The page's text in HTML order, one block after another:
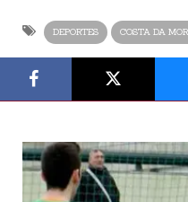
DEPORTES COSTA DA